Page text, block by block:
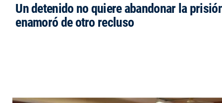
Un detenido no quiere abandonar la
enamoró de otro recluso